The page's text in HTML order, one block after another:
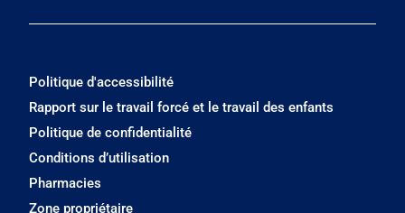
Politique d'accessibilité
Rapport sur le travail forcé et le travail des enfants
Politique de confidentialité
Conditions d’utilisation
Pharmacies
Zone propriétaire